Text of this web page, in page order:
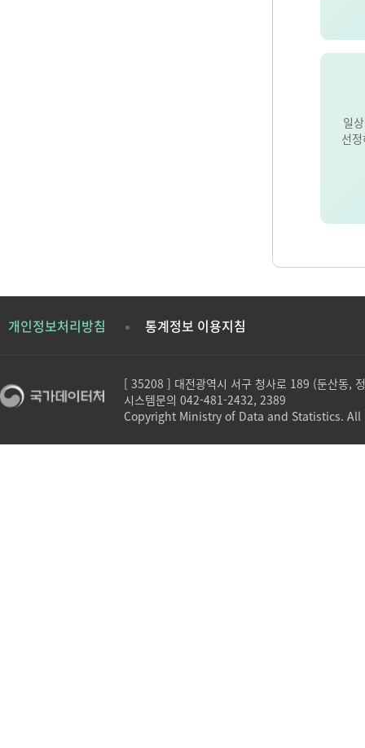
일
선
개인정보처리방침 통계정보 이용지침
[ 35208 ] 대전광역시 서구 청사로 189 (둔산동,
시스템문의 042-481-2432, 2389
Copyright Ministry of Data and Statistics.